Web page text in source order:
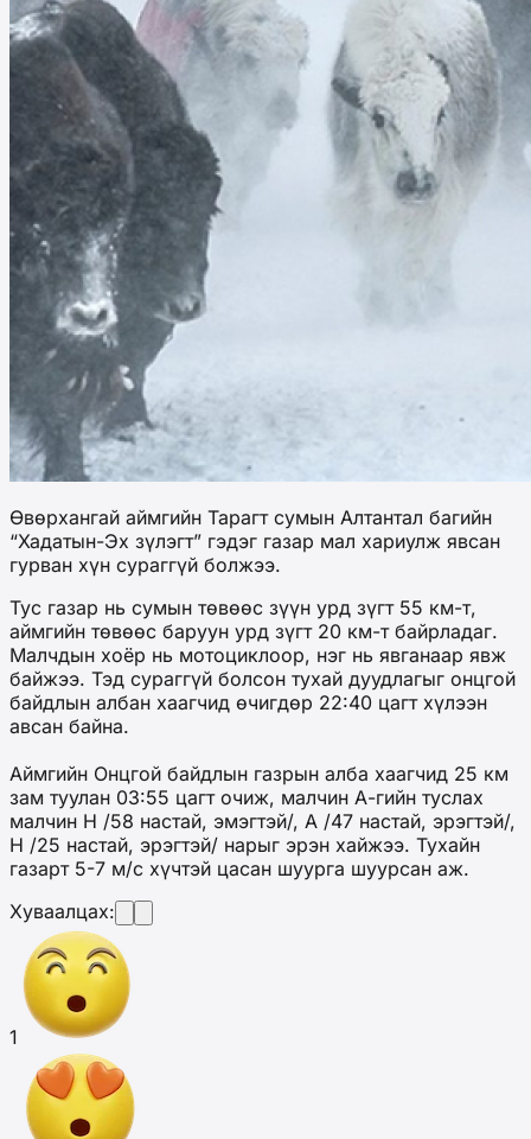
Өвөрхангай аймгийн Тарагт сумын Алтантал багийн
“Хадатын-Эх зүлэгт” гэдэг газар мал хариулж явсан
гурван хүн сураггүй болжээ.
Тус газар нь сумын төвөөс зүүн урд зүгт 55 км-т,
аймгийн төвөөс баруун урд зүгт 20 км-т байрладаг.
Малчдын хоёр нь мотоциклоор, нэг нь явганаар явж
байжээ. Тэд сураггүй болсон тухай дуудлагыг онцгой
байдлын албан хаагчид өчигдөр 22:40 цагт хүлээн
авсан байна.
Аймгийн Онцгой байдлын газрын алба хаагчид 25 км
зам туулан 03:55 цагт очиж, малчин А-гийн туслах
малчин Н /58 настай, эмэгтэй/, А /47 настай, эрэгтэй/,
Н /25 настай, эрэгтэй/ нарыг эрэн хайжээ. Тухайн
газарт 5-7 м/с хүчтэй цасан шуурга шуурсан аж.
Хуваалцах:
1